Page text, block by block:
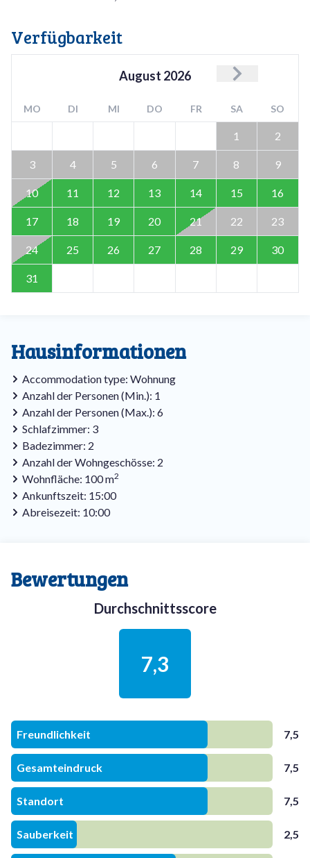
Verfügbarkeit
August 2026
MO DI MI DO FR SA SO
1 2
3 4 5 6 7 8 9
10 11 12 13 14 15 16
17 18 19 20 21 22 23
24 25 26 27 28 29 30
31
Hausinformationen
Accommodation type: Wohnung
Anzahl der Personen (Min.): 1
Anzahl der Personen (Max.): 6
Schlafzimmer: 3
Badezimmer: 2
Anzahl der Wohngeschösse: 2
Wohnfläche: 100 m2
Ankunftszeit: 15:00
Abreisezeit: 10:00
Bewertungen
Durchschnittsscore
7,3
Freundlichkeit 7,5
Gesamteindruck 7,5
Standort 7,5
Sauberkeit 2,5